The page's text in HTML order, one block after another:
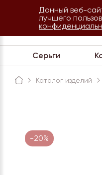
Сочи
Серьги
Каталог изделий
-20%
Данный веб-
лучшего